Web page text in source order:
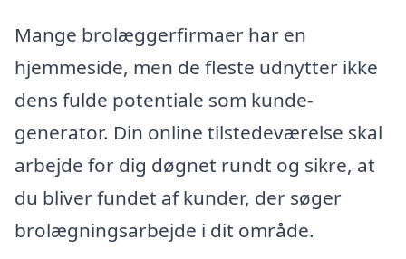
Mange brolæggerfirmaer har en
hjemmeside, men de fleste udnytter ikke
dens fulde potentiale som kunde-
generator. Din online tilstedeværelse skal
arbejde for dig døgnet rundt og sikre, at
du bliver fundet af kunder, der søger
brolægningsarbejde i dit område.